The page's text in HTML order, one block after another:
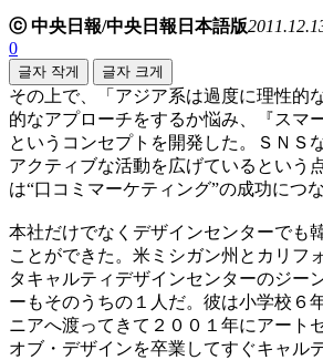
ⓒ 中央日報/中央日報日本語版
0
글자 작게 글자 크게
その上で、「アジア系は過度に理性的
的なアプローチをするか悩み、『スマ
というコンセプトを開発した。ＳＮＳ
アクティブな活動を広げているという
は“口コミマーケティング”の成功につ
本社だけでなくデザインセンターでも
ことができた。米ミシガン州とカリフ
タキャルティデザインセンターのジー
ーもそのうちの１人だ。彼は小学校６
ニアへ渡ってきて２００１年にアート
オブ・デザインを卒業してすぐキャル